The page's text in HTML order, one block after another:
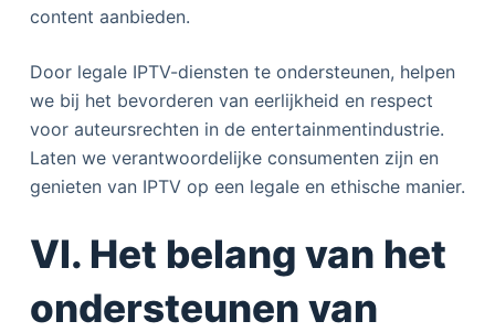
content aanbieden.
Door legale IPTV-diensten te ondersteunen, helpen
we bij het bevorderen van eerlijkheid en respect
voor auteursrechten in de entertainmentindustrie.
Laten we verantwoordelijke consumenten zijn en
genieten van IPTV op een legale en ethische manier.
VI. Het belang van het
ondersteunen van